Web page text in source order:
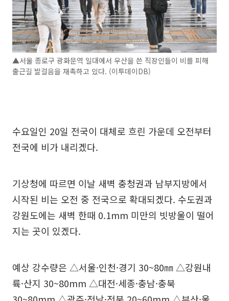
▲서울 종로구 광화문역 일대에서 우산을 쓴 직장인들이 비를 피해
출근길 발걸음을 재촉하고 있다. (이투데이DB)
수요일인 20일 전국이 대체로 흐린 가운데 오전부터
전국에 비가 내리겠다.
기상청에 따르면 이날 새벽 충청권과 남부지방에서
시작된 비는 오전 중 전국으로 확대되겠다. 수도권과
강원도에는 새벽 한때 0.1mm 미만의 빗방울이 떨어
지는 곳이 있겠다.
예상 강수량은 △서울·인천·경기 30~80㎜ △강원내
륙·산지 30~80mm △대전·세종·충남·충북